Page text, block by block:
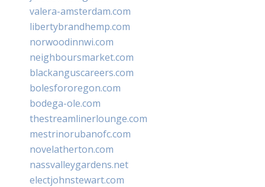
valera-amsterdam.com
libertybrandhemp.com
norwoodinnwi.com
neighboursmarket.com
blackanguscareers.com
bolesfororegon.com
bodega-ole.com
thestreamlinerlounge.com
mestrinorubanofc.com
novelatherton.com
nassvalleygardens.net
electjohnstewart.com